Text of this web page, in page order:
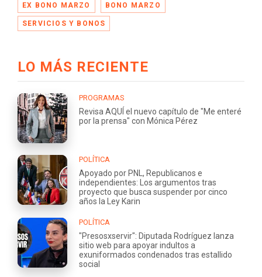
EX BONO MARZO BONO MARZO
SERVICIOS Y BONOS
LO MÁS RECIENTE
PROGRAMAS
Revisa AQUÍ el nuevo capítulo de "Me enteré
por la prensa" con Mónica Pérez
POLÍTICA
Apoyado por PNL, Republicanos e
independientes: Los argumentos tras
proyecto que busca suspender por cinco
años la Ley Karin
POLÍTICA
"Presosxservir": Diputada Rodríguez lanza
sitio web para apoyar indultos a
exuniformados condenados tras estallido
social